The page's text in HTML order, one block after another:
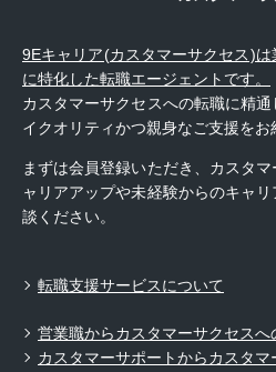
9Eキャリア(カスタマーサクセス)
に特化した転職エージェントです。
カスタマーサクセスへの転職に精
イクオリティかつ親身なご支援をお
まずは会員登録いただき、カスタ
ャリアアップや未経験からのキャ
談ください。
転職支援サービスについて
営業職からカスタマーサクセスへ
カスタマーサポートからカスタ